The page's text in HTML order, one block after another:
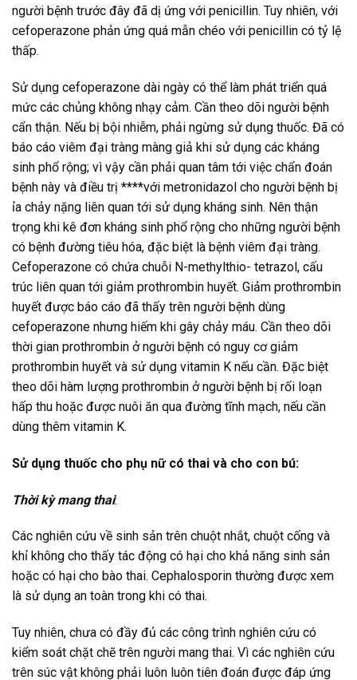
người bệnh trước đây đã dị ứng với penicillin. Tuy nhiên, với
cefoperazone phản ứng quá mẫn chéo với penicillin có tỷ lệ
thấp.
Sử dụng cefoperazone dài ngày có thể làm phát triển quá
mức các chủng không nhạy cảm. Cần theo dõi người bệnh
cẩn thận. Nếu bị bội nhiễm, phải ngừng sử dụng thuốc. Đã có
báo cáo viêm đại tràng màng giả khi sử dụng các kháng
sinh phổ rộng; vì vậy cần phải quan tâm tới việc chẩn đoán
bệnh này và điều trị ****với metronidazol cho người bệnh bị
ỉa chảy nặng liên quan tới sử dụng kháng sinh. Nên thận
trọng khi kê đơn kháng sinh phổ rộng cho những người bệnh
có bệnh đường tiêu hóa, đặc biệt là bệnh viêm đại tràng.
Cefoperazone có chứa chuỗi N-methylthio- tetrazol, cấu
trúc liên quan tới giảm prothrombin huyết. Giảm prothrombin
huyết được báo cáo đã thấy trên người bệnh dùng
cefoperazone nhưng hiếm khi gây chảy máu. Cần theo dõi
thời gian prothrombin ở người bệnh có nguy cơ giảm
prothrombin huyết và sử dụng vitamin K nếu cần. Đặc biệt
theo dõi hàm lượng prothrombin ở người bệnh bị rối loạn
hấp thu hoặc được nuôi ăn qua đường tĩnh mạch, nếu cần
dùng thêm vitamin K.
Sử dụng thuốc cho phụ nữ có thai và cho con bú:
Thời kỳ mang thai:
Các nghiên cứu về sinh sản trên chuột nhắt, chuột cống và
khỉ không cho thấy tác động có hại cho khả năng sinh sản
hoặc có hại cho bào thai. Cephalosporin thường được xem
là sử dụng an toàn trong khi có thai.
Tuy nhiên, chưa có đầy đủ các công trình nghiên cứu có
kiểm soát chặt chẽ trên người mang thai. Vì các nghiên cứu
trên súc vật không phải luôn luôn tiên đoán được đáp ứng